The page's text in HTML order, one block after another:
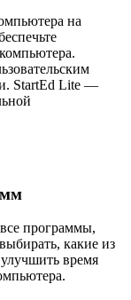
на
StartEd Lite —
программы,
какие из
время